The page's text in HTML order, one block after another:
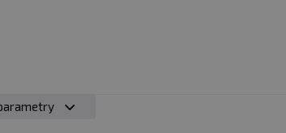
3 kyselin, v poměru odpovídajícím nativní
se u produktu pohybují extrémně